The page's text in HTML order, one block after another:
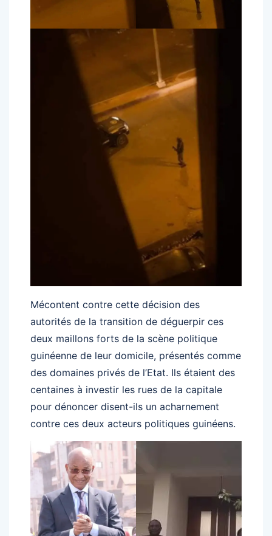
Mécontent contre cette décision des
autorités de la transition de déguerpir ces
deux maillons forts de la scène politique
guinéenne de leur domicile, présentés comme
des domaines privés de l’Etat. Ils étaient des
centaines à investir les rues de la capitale
pour dénoncer disent-ils un acharnement
contre ces deux acteurs politiques guinéens.